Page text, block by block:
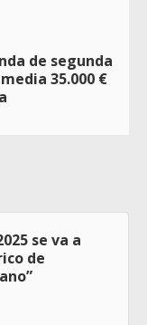
de segunda
35.000 €
se va a
de